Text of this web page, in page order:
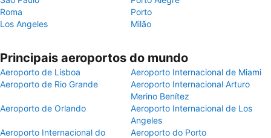
Roma
Porto
Los Angeles
Milão
Principais aeroportos do mundo
Aeroporto de Lisboa
Aeroporto Internacional de Miami
Aeroporto de Rio Grande
Aeroporto Internacional Arturo
Merino Benítez
Aeroporto de Orlando
Aeroporto Internacional de Los
Angeles
Aeroporto Internacional do
Aeroporto do Porto